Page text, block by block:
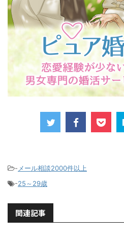
- メール相談2000件以上
-25～29歳
関連記事